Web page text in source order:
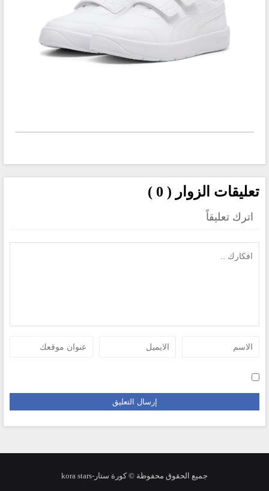
تعليقات الزوار ( 0 )
اترك تعليقاً
جميع الحقوق محفوظة © كورة ستار-kora stars